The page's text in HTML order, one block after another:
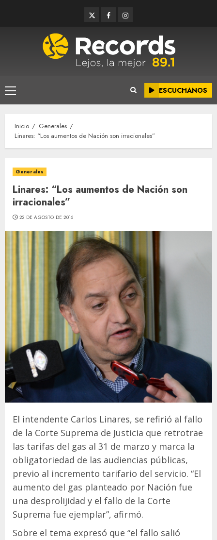
TwitterFacebookInstagram
Menú
principal
ESCUCHANOS
Inicio
Generales
Linares: “Los aumentos de Nación son irracionales”
Generales
Linares: “Los aumentos de Nación son
irracionales”
22 DE AGOSTO DE 2016
El intendente Carlos Linares, se refirió al fallo
de la Corte Suprema de Justicia que retrotrae
las tarifas del gas al 31 de marzo y marca la
obligatoriedad de las audiencias públicas,
previo al incremento tarifario del servicio. “El
aumento del gas planteado por Nación fue
una desprolijidad y el fallo de la Corte
Suprema fue ejemplar”, afirmó.
Sobre el tema expresó que “el fallo salió